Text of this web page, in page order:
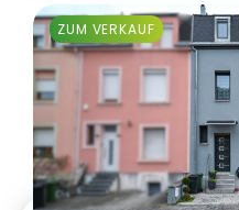
ZUM VERKAUF